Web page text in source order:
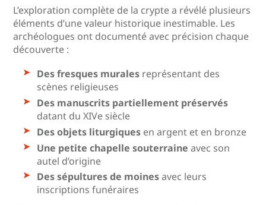
L’exploration complète de la crypte a révélé plusieurs
éléments d’une valeur historique inestimable. Les
archéologues ont documenté avec précision chaque
découverte :
Des fresques murales représentant des
scènes religieuses
Des manuscrits partiellement préservés
datant du XIVe siècle
Des objets liturgiques en argent et en bronze
Une petite chapelle souterraine avec son
autel d’origine
Des sépultures de moinesavec leurs
inscriptions funéraires